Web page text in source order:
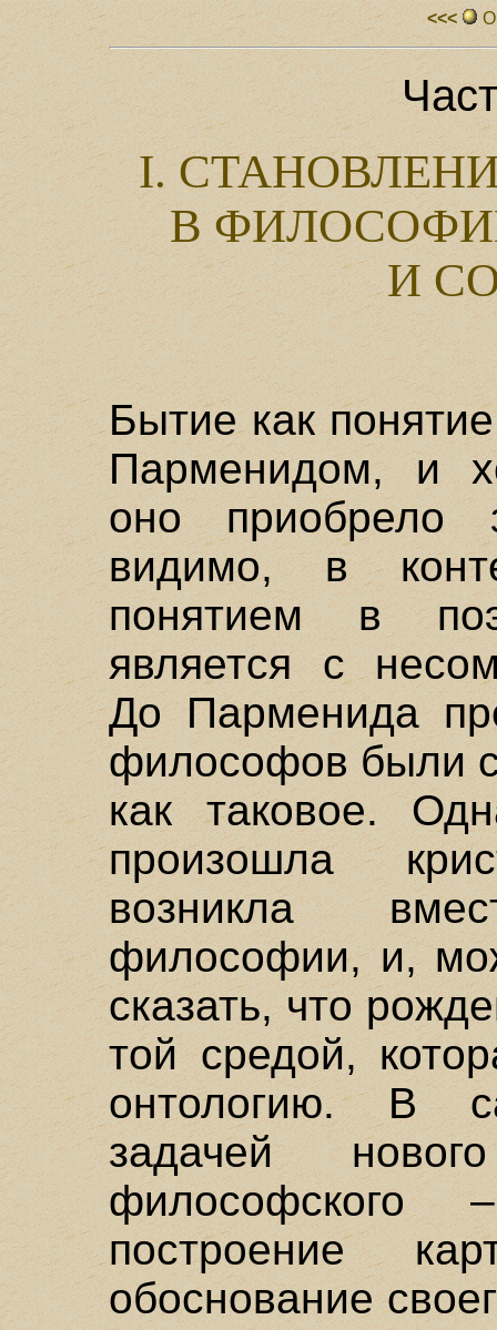
<<<
I.
В
И
Бытие как
Парменидом, и
оно приобрело
видимо, в
понятием в
является с
До Парменида
философов были
как таковое.
произошла
возникла
философии, и,
сказать, что
той средой,
онтологию. В
задачей
построение
обоснование